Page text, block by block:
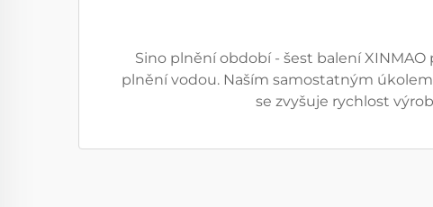
Sino plnění období - šest balení
plnění vodou. Naším samostatným
se zvyšuje rychlost